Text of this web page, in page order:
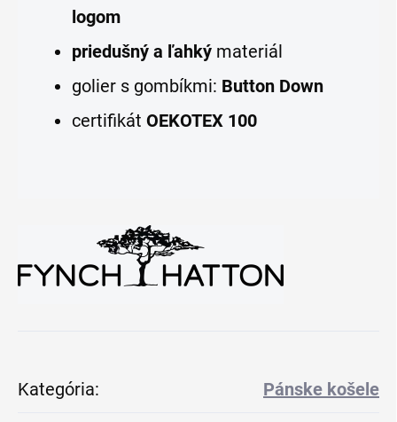
logom
priedušný a ľahký materiál
golier s gombíkmi: Button Down
certifikát OEKOTEX 100
Kategória: Pánske košele